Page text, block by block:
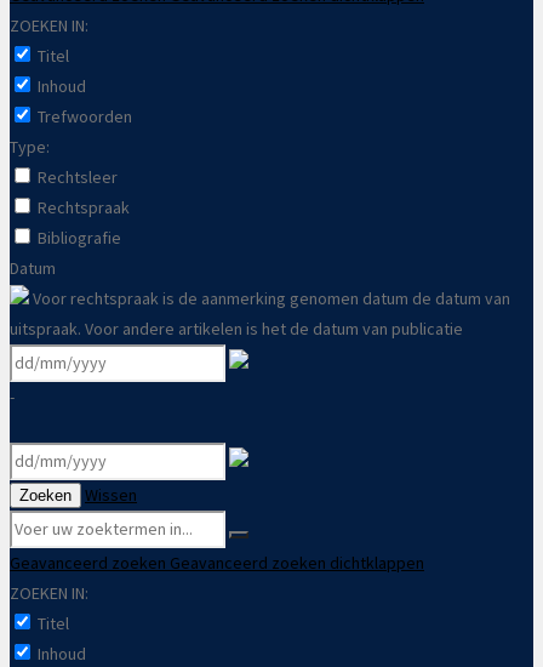
ZOEKEN IN:
Titel
Inhoud
Trefwoorden
Type:
Rechtsleer
Rechtspraak
Bibliografie
Datum
Voor rechtspraak is de aanmerking genomen datum de datum van
uitspraak. Voor andere artikelen is het de datum van publicatie
-
Zoeken Wissen
Geavanceerd zoeken Geavanceerd zoeken dichtklappen
ZOEKEN IN:
Titel
Inhoud